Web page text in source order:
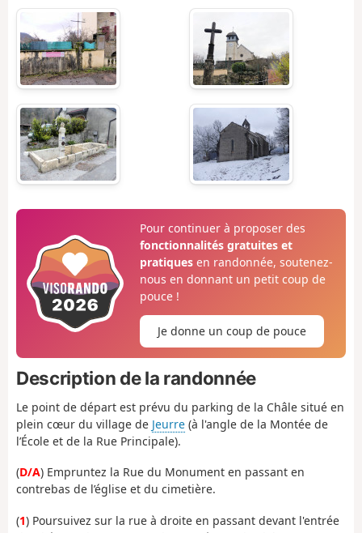
Pour continuer à proposer des
fonctionnalités gratuites et
pratiquesen randonnée, soutenez-
nous en donnant un petit coup de
pouce !
Je donne un coup de pouce
Description de la randonnée
Le point de départ est prévu du parking de la Châle situé en
plein cœur du village de Jeurre (à l'angle de la Montée de
l’École et de la Rue Principale).
(D/A) Empruntez la Rue du Monument en passant en
contrebas de l’église et du cimetière.
(1) Poursuivez sur la rue à droite en passant devant l'entrée